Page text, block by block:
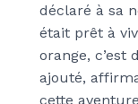
déclaré à sa
était prêt à
orange, c’est
ajouté,
cette